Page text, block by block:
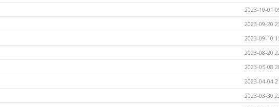
2023-10-01
2023-09-20
2023-09-10
2023-08-20
2023-05-08
2023-04-04
2023-03-30